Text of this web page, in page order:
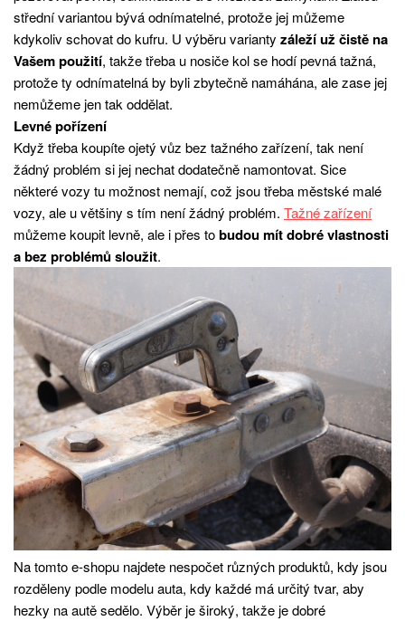
střední variantou bývá odnímatelné, protože jej můžeme
kdykoliv schovat do kufru. U výběru varianty záleží už čistě na
Vašem použití, takže třeba u nosiče kol se hodí pevná tažná,
protože ty odnímatelná by byli zbytečně namáhána, ale zase jej
nemůžeme jen tak oddělat.
Levné pořízení
Když třeba koupíte ojetý vůz bez tažného zařízení, tak není
žádný problém si jej nechat dodatečně namontovat. Sice
některé vozy tu možnost nemají, což jsou třeba městské malé
vozy, ale u většiny s tím není žádný problém. Tažné zařízení
můžeme koupit levně, ale i přes tobudou mít dobré vlastnosti
a bez problémů sloužit.
Na tomto e-shopu najdete nespočet různých produktů, kdy jsou
rozděleny podle modelu auta, kdy každé má určitý tvar, aby
hezky na autě sedělo. Výběr je široký, takže je dobré